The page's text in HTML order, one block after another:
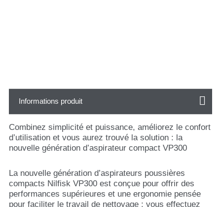
Informations produit
Combinez simplicité et puissance, améliorez le confort
d’utilisation et vous aurez trouvé la solution : la
nouvelle génération d’aspirateur compact VP300
La nouvelle génération d’aspirateurs poussières
compacts Nilfisk VP300 est conçue pour offrir des
performances supérieures et une ergonomie pensée
pour faciliter le travail de nettoyage : vous effectuez